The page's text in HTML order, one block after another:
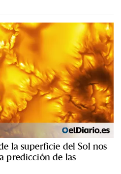
la superficie del Sol nos
predicción de las